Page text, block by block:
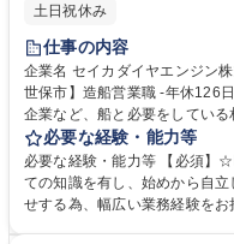
土日祝休み
仕事の内容
企業名 セイカダイヤエンジン株式会社 求人名 ＜即戦力向け
世保市】造船営業職 -年休126日/船舶設備
企業など、船と必要をしてい
るよう、営業・交渉業務をメイ
務の変更範囲：当社業務全般】 【具体的には】 ■船舶メーカーや漁業者、
観光業者などへの営業活動 ■
ズに応じたエンジンの選定・仕
必要な経験・能力等
必要な経験・能力等 【必須】
ての知識を有し、始めから自
せする為、幅広い業務経験をお持ちの方 【当社について